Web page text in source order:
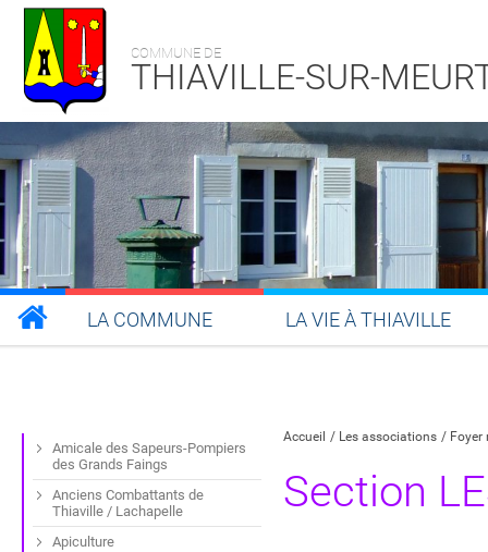
COMMUNE DE
THIAVILLE-SUR-
LA COMMUNE LA VIE À THIAVILLE
Accueil Les associations Foyer
Section
Amicale des Sapeurs-Pompiers
des Grands Faings
Anciens Combattants de
Thiaville / Lachapelle
Apiculture